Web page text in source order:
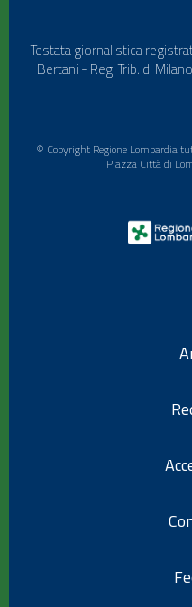
Testata giornalistica
Bertani - Reg. Trib. di
© Copyright Regione Lombardia
Piazza Città di